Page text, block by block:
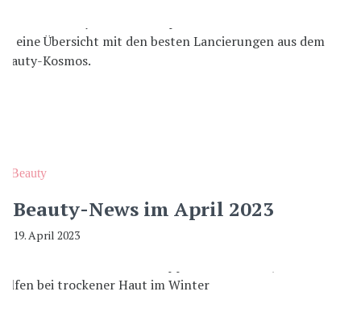
Beauty
Beauty-News im April 2023
19. April 2023